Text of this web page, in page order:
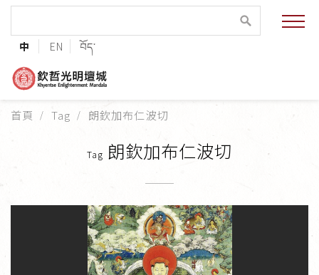
中 EN བོད་
緣起與願景
法王與上師的祝福
首頁 Tag 朗欽加布仁波切
Tag 朗欽加布仁波切